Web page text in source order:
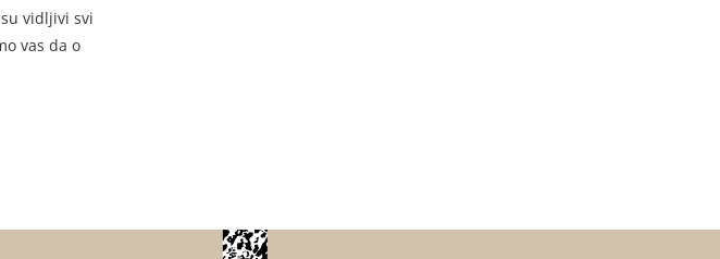
vidljivi svi
vas da o